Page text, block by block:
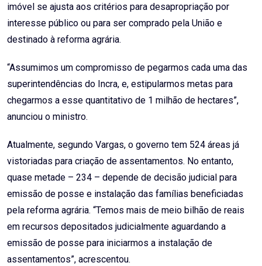
imóvel se ajusta aos critérios para desapropriação por
interesse público ou para ser comprado pela União e
destinado à reforma agrária.
“Assumimos um compromisso de pegarmos cada uma das
superintendências do Incra, e, estipularmos metas para
chegarmos a esse quantitativo de 1 milhão de hectares”,
anunciou o ministro.
Atualmente, segundo Vargas, o governo tem 524 áreas já
vistoriadas para criação de assentamentos. No entanto,
quase metade – 234 – depende de decisão judicial para
emissão de posse e instalação das famílias beneficiadas
pela reforma agrária. “Temos mais de meio bilhão de reais
em recursos depositados judicialmente aguardando a
emissão de posse para iniciarmos a instalação de
assentamentos”, acrescentou.